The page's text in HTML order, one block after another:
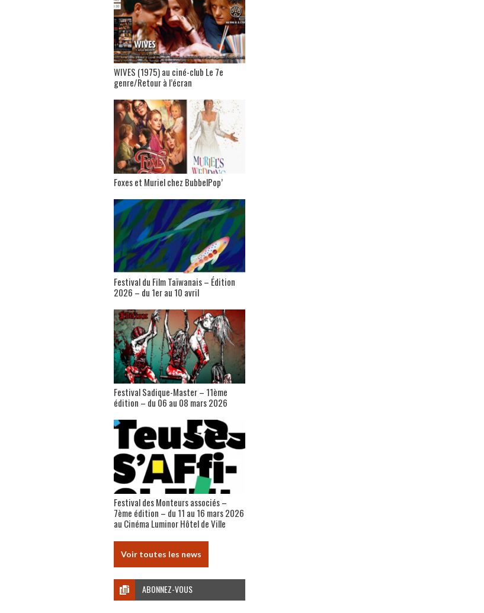
WIVES (1975) au ciné-club Le 7e
genre/Retour à l’écran
Foxes et Muriel chez BubbelPop’
Festival du Film Taïwanais – Édition
2026 – du 1er au 10 avril
Festival Sadique-Master – 11ème
édition – du 06 au 08 mars 2026
Festival des Monteurs associés –
7ème édition – du 11 au 16 mars 2026
au Cinéma Luminor Hôtel de Ville
Voir toutes les news
ABONNEZ-VOUS